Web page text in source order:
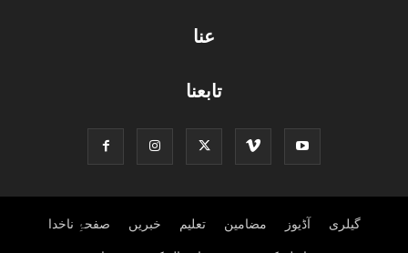
عنا
تابعنا
صفحۂِ ناخدا خبریں تعلیم مضامین آڈیوز گیلری